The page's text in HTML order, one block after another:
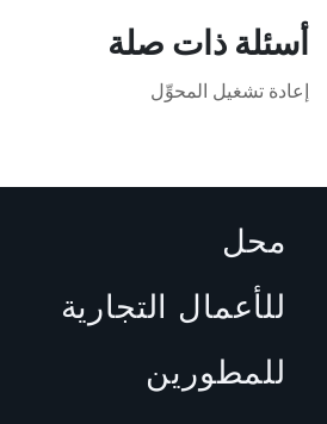
أسئلة ذات صلة
إعادة تشغيل المحوِّل
محل
للأعمال التجارية
للمطورين